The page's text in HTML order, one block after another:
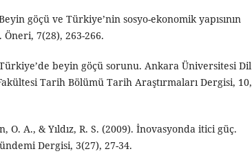
göçü ve Türkiye’nin sosyo-ekonomik yapısının
7(28), 263-266.
beyin göçü sorunu. Ankara Üniversitesi Dil
Tarih Bölümü Tarih Araştırmaları Dergisi, 10,
O. A., & Yıldız, R. S. (2009). İnovasyonda itici güç.
Dergisi, 3(27), 27-34.